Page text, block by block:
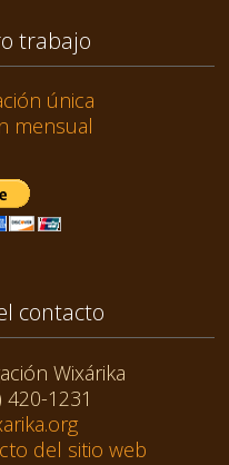
trabajo
única
mensual
contacto
Wixárika
1231
del sitio web